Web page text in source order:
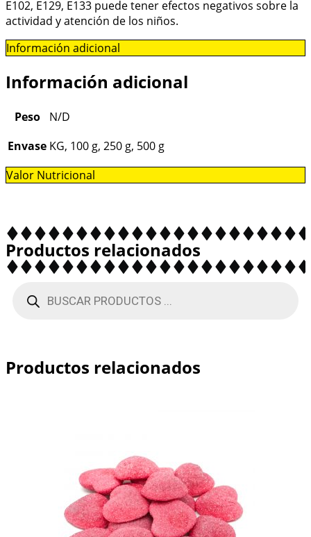
E102, E129, E133 puede tener efectos negativos sobre la
actividad y atención de los niños.
Información adicional
Información adicional
Peso
N/D
Envase KG, 100 g, 250 g, 500 g
Valor Nutricional
Productos relacionados
Productos relacionados